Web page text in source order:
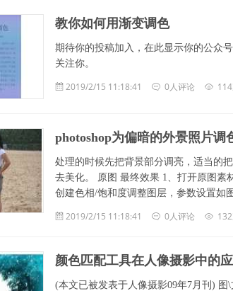
教你如何用渐变调色
期待你的投稿加入，在此显示你的公众
关注你。
2019/2/15 11:18:41 0人评论
photoshop为偏暗的外景照片调
处理的时候先把背景部分调亮，适当的
去美化。 原图 最终效果 1、打开原图素
创建色相/饱和度调整图层，参数设置如
2019/2/15 11:18:41 0人评论
颜色匹配工具在人像摄影中的
(本文已被发表于人像摄影09年7月刊) 图